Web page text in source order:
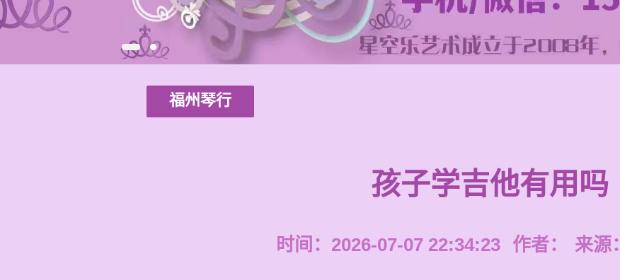
福州琴行
孩子学吉他有用吗
时间：2026-07-07 22:34:23 作者： 来源：